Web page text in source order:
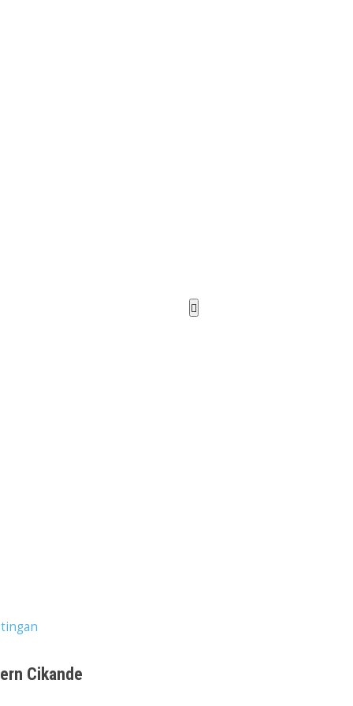
Cikande